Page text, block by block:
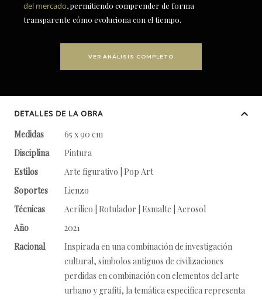
del mercado, permitiendo comprender de forma
transparente cómo evoluciona con el tiempo.
VER ANÁLISIS COMPLETO
DETALLES DE LA OBRA
Medidas
65 x 90 cm
Disciplina
Pintura
Estilos
Arte figurativo | Pop Art
Soportes
Lienzo
Técnicas
Acrílico | Rotulador | Esmalte | Aerosol
Año
2021
Racional
Inspirada en una combinación de investigación
cultural, símbolos antiguos de civilizaciones
perdidas en combinación con elementos del arte
urbano y grafiti, la temática especifica representa